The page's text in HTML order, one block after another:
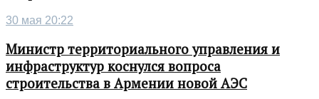
30 мая 20:22
Министр территориального управления и
инфраструктур коснулся вопроса
строительства в Армении новой АЭС